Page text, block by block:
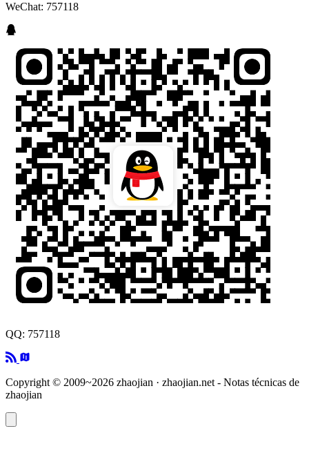
WeChat: 757118
QQ: 757118
Copyright © 2009~2026 zhaojian · zhaojian.net - Notas técnicas de
zhaojian